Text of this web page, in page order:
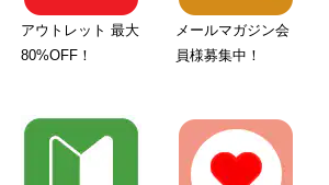
アウトレット 最大
80%OFF！
メールマガジン会
員様募集中！